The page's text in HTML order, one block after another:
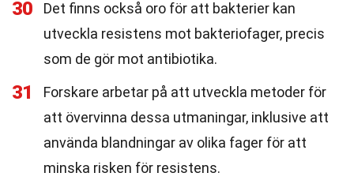
30
Det finns också oro för att bakterier kan
utveckla resistens mot bakteriofager, precis
som de gör mot antibiotika.
31
Forskare arbetar på att utveckla metoder för
att övervinna dessa utmaningar, inklusive att
använda blandningar av olika fager för att
minska risken för resistens.